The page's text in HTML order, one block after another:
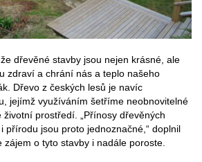
že dřevěné stavby jsou nejen krásné, ale
zdraví a chrání nás a teplo našeho
Dřevo z českých lesů je navíc
jejímž využíváním šetříme neobnovitelné
prostředí. „Přínosy dřevěných
přírodu jsou proto jednoznačné,“ doplnil
o tyto stavby i nadále poroste.